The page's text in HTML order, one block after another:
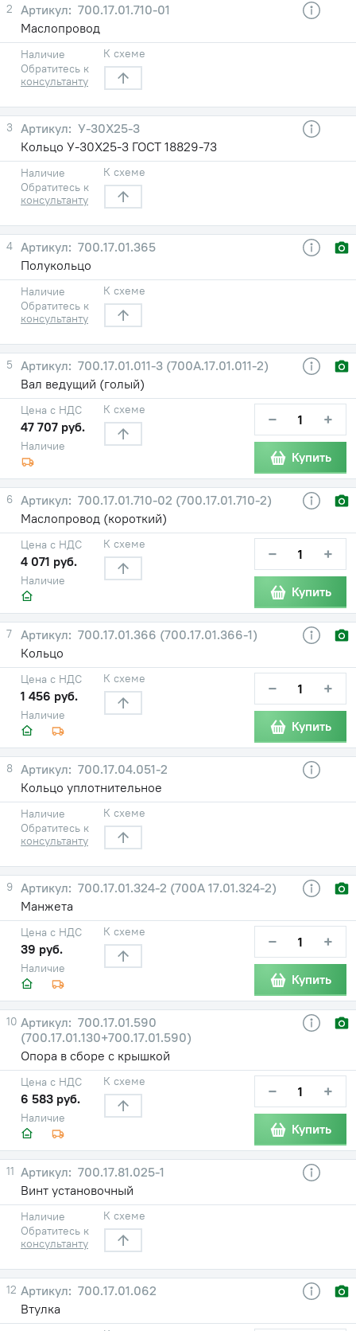
2
700.17.01.710-01
Маслопровод
Наличие
Обратитесь к
консультанту
К схеме
3
У-30X25-3
Кольцо У-30X25-3 ГОСТ 18829-73
Наличие
Обратитесь к
консультанту
К схеме
4
700.17.01.365
Полукольцо
Наличие
Обратитесь к
консультанту
К схеме
5
700.17.01.011-3 (700А.17.01.011-2)
Вал ведущий (голый)
Наличие
Цена с НДС
47 707 руб.
К схеме − +
Купить
6
700.17.01.710-02 (700.17.01.710-2)
Маслопровод (короткий)
Наличие
Цена с НДС
4 071 руб.
К схеме − +
Купить
7
700.17.01.366 (700.17.01.366-1)
Кольцо
Наличие
Цена с НДС
1 456 руб.
К схеме − +
Купить
8
700.17.04.051-2
Кольцо уплотнительное
Наличие
Обратитесь к
консультанту
К схеме
9
700.17.01.324-2 (700А 17.01.324-2)
Манжета
Наличие
Цена с НДС
39 руб.
К схеме − +
Купить
10
700.17.01.590
(700.17.01.130+700.17.01.590)
Опора в сборе с крышкой
Наличие
Цена с НДС
6 583 руб.
К схеме − +
Купить
11
700.17.81.025-1
Винт установочный
Наличие
Обратитесь к
консультанту
К схеме
12
700.17.01.062
Втулка